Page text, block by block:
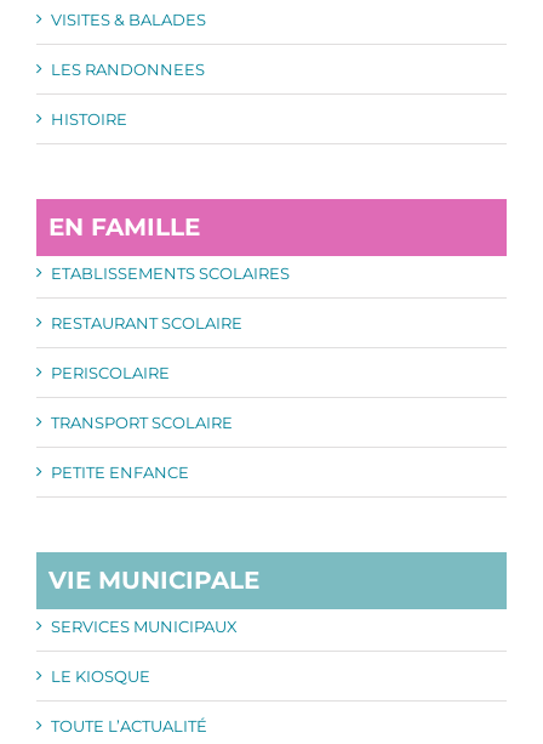
VISITES & BALADES
LES RANDONNEES
HISTOIRE
EN FAMILLE
ETABLISSEMENTS SCOLAIRES
RESTAURANT SCOLAIRE
PERISCOLAIRE
TRANSPORT SCOLAIRE
PETITE ENFANCE
VIE MUNICIPALE
SERVICES MUNICIPAUX
LE KIOSQUE
TOUTE L’ACTUALITÉ